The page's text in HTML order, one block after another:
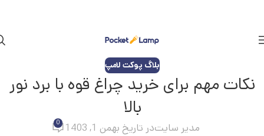
بلاگ پوکت لامپ
نکات مهم برای خرید چراغ قوه با برد نور
بالا
مدیر سایتدر تاریخ بهمن 1, 1403 0